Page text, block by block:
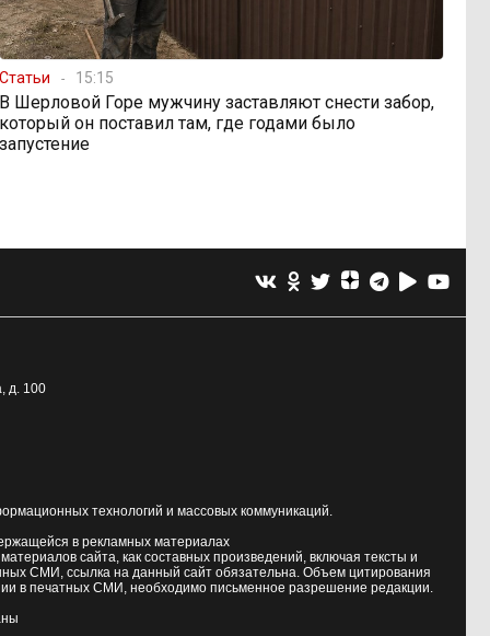
Статьи 15:15
В Шерловой Горе мужчину заставляют снести забор,
который он поставил там, где годами было
запустение
д. 100
технологий и массовых коммуникаций.
в рекламных материалах
сайта, как составных произведений, включая тексты и
СМИ, ссылка на данный сайт обязательна. Объем цитирования
в печатных СМИ, необходимо письменное разрешение редакции.